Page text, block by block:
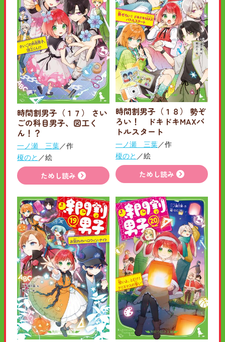
時間割男子（１７） さい
ごの科目男子、図工く
ん！？
一ノ瀬 三葉／作
榎のと ／絵
ためし読み
時間割男子（１８） 勢ぞ
ろい！ ドキドキMAXバ
トルスタート
一ノ瀬 三葉／作
榎のと ／絵
ためし読み